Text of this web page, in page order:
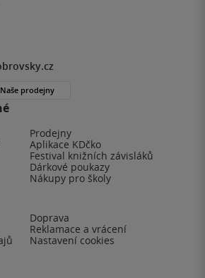
Prodejny
Aplikace KDčko
Festival knižních závisláků
Dárkové poukazy
Nákupy pro školy
Doprava
Reklamace a vrácení
Nastavení cookies
Naše prodejny